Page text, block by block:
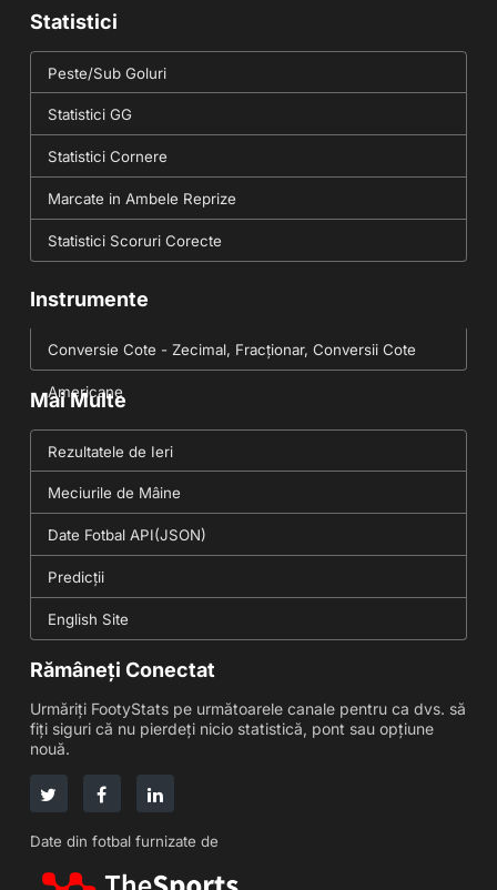
Statistici
Peste/Sub Goluri
Statistici GG
Statistici Cornere
Marcate in Ambele Reprize
Statistici Scoruri Corecte
Instrumente
Conversie Cote - Zecimal, Fracționar, Conversii Cote
Americane
Mai Multe
Rezultatele de Ieri
Meciurile de Mâine
Date Fotbal API(JSON)
Predicții
English Site
Rămâneți Conectat
Urmăriți FootyStats pe următoarele canale pentru ca dvs. să
fiți siguri că nu pierdeți nicio statistică, pont sau opțiune
nouă.
Date din fotbal furnizate de